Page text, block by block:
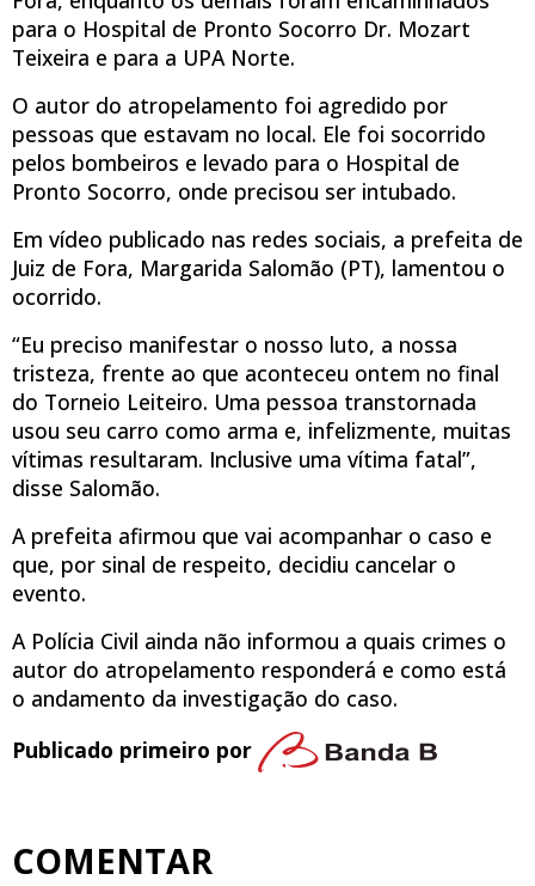
para o Hospital de Pronto Socorro Dr. Mozart
Teixeira e para a UPA Norte.
O autor do atropelamento foi agredido por
pessoas que estavam no local. Ele foi socorrido
pelos bombeiros e levado para o Hospital de
Pronto Socorro, onde precisou ser intubado.
Em vídeo publicado nas redes sociais, a prefeita de
Juiz de Fora, Margarida Salomão (PT), lamentou o
ocorrido.
“Eu preciso manifestar o nosso luto, a nossa
tristeza, frente ao que aconteceu ontem no final
do Torneio Leiteiro. Uma pessoa transtornada
usou seu carro como arma e, infelizmente, muitas
vítimas resultaram. Inclusive uma vítima fatal”,
disse Salomão.
A prefeita afirmou que vai acompanhar o caso e
que, por sinal de respeito, decidiu cancelar o
evento.
A Polícia Civil ainda não informou a quais crimes o
autor do atropelamento responderá e como está
o andamento da investigação do caso.
Publicado primeiro por
COMENTAR